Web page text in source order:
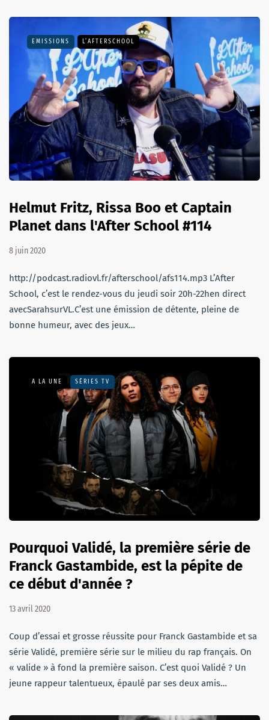
EMISSIONS L’AFTERSCHOOL
Helmut Fritz, Rissa Boo et Captain
Planet dans l'After School #114
8 juin 2020
http://podcast.radiovl.fr/afterschool/afs114.mp3 L’After
School, c’est le rendez-vous du jeudi soir 20h-22hen direct
avecSarahsurVL.C’est une émission de détente, pleine de
bonne humeur, avec des jeux…
A LA UNE SÉRIES TV
Pourquoi Validé, la première série de
Franck Gastambide, est la pépite de
ce début d'année ?
13 avril 2020
Coup d’essai et grosse réussite pour Franck Gastambide et sa
série Validé, première série sur le milieu du rap français. On
« valide » à fond la première saison. C’est quoi Validé ? Un
jeune rappeur talentueux, épaulé par ses deux amis…